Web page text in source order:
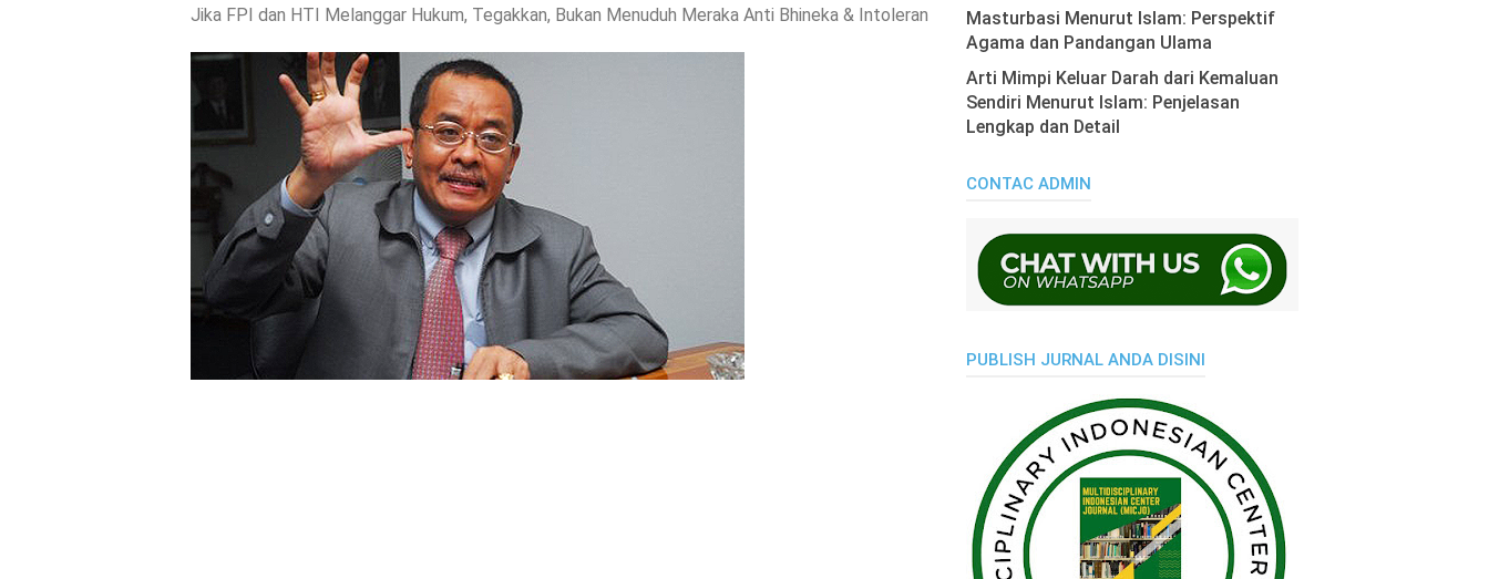
Jika FPI dan HTI Melanggar Hukum, Tegakkan, Bukan Menuduh Meraka Anti Bhineka & Intoleran
Masturbasi Menurut Islam: Perspektif
Agama dan Pandangan Ulama
Arti Mimpi Keluar Darah dari Kemaluan
Sendiri Menurut Islam: Penjelasan
Lengkap dan Detail
CONTAC ADMIN
PUBLISH JURNAL ANDA DISINI